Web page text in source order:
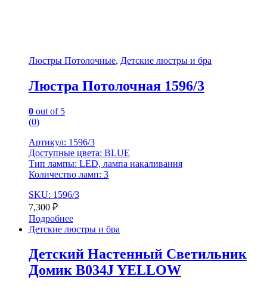
Люстры Потолочные, Детские люстры и бра
Люстра Потолочная 1596/3
0 out of 5
(0)
Артикул: 1596/3
Доступные цвета: BLUE
Тип лампы: LED, лампа накаливания
Количество ламп: 3
SKU: 1596/3
7,300 ₽
Подробнее
Детские люстры и бра
Детский Настенный Светильник
Домик B034J YELLOW